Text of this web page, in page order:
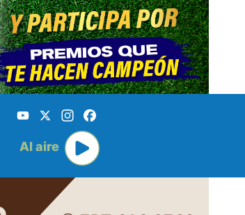
YouTube
X Instagram
Al aire